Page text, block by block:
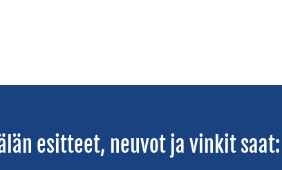
esitteet, neuvot ja vinkit saat: